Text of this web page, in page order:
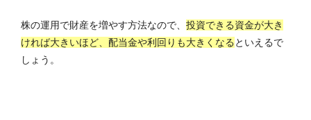
株の運用で財産を増やす方法なので、 投資できる資金が大き
ければ大きいほど、配当金や利回りも大きくなる といえるで
しょう。